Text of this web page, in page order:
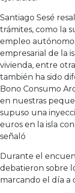
Santiago Sesé
trámites, como la
empleo
empresarial de la
vivienda, entre
también ha sido
Bono Consumo
en nuestras
supuso una
euros en la isla
señaló
Durante el
debatieron sobre
marcando el día a